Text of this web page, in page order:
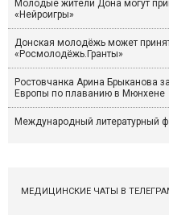
Молодые жители Дона могут
«Нейроигры»
Донская молодёжь может
«Росмолодёжь.Гранты»
Ростовчанка Арина Брыканова
Европы по плаванию в Мюнхене
Международный литературный
МЕДИЦИНСКИЕ ЧАТЫ В